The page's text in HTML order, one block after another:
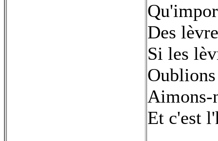
Des
Si les
Aimons-
Et c'est